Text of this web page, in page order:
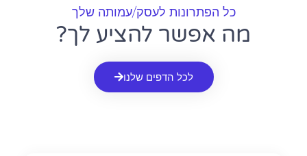
כל הפתרונות לעסק/עמותה שלך
מה אפשר להציע לך?
לכל הדפים שלנו